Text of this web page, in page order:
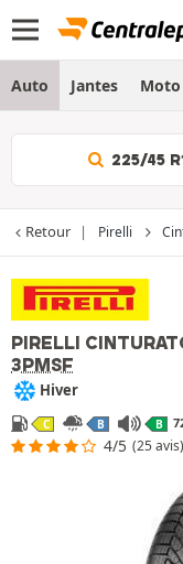
Auto Jantes Moto
225/45
Retour Pirelli
PIRELLI
3PMSF
Hiver
C B B
4/5 (25 avis)